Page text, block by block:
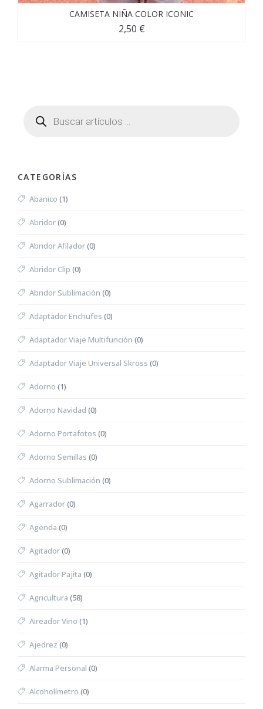
CAMISETA NIÑA COLOR ICONIC
2,50 €
CATEGORÍAS
Abanico (1)
Abridor(0)
Abridor Afilador(0)
Abridor Clip (0)
Abridor Sublimación (0)
Adaptador Enchufes (0)
Adaptador Viaje Multifunción (0)
Adaptador Viaje Universal Skross (0)
Adorno (1)
Adorno Navidad (0)
Adorno Portafotos (0)
Adorno Semillas (0)
Adorno Sublimación (0)
Agarrador(0)
Agenda (0)
Agitador(0)
Agitador Pajita (0)
Agricultura (58)
Aireador Vino (1)
Ajedrez (0)
Alarma Personal (0)
Alcoholímetro (0)